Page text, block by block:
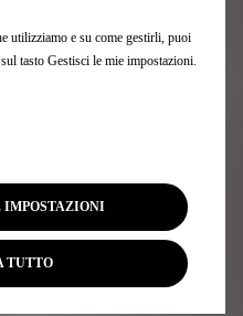
E-
utilizziamo e su come gestirli, puoi
tasto Gestisci le mie impostazioni.
IMPOSTAZIONI
TUTTO